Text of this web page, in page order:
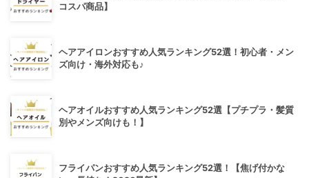
コスパ商品】
ヘアアイロンおすすめ人気ランキング52選！初心者・メン
ズ向け・海外対応も♪
ヘアオイルおすすめ人気ランキング52選【プチプラ・髪質
別やメンズ向けも！】
フライパンおすすめ人気ランキング52選！【焦げ付かな